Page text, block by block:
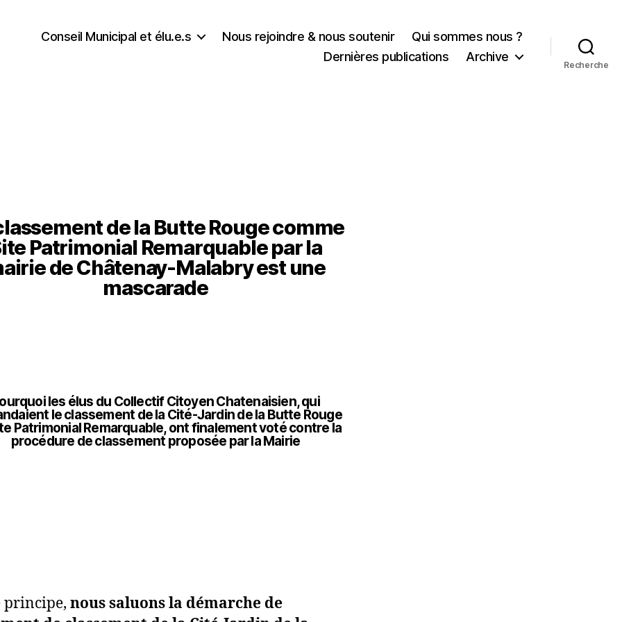
Conseil Municipal et élu.e.s Nous rejoindre & nous soutenir
Qui sommes nous ?
Dernières publications
Archive
Recherche
de la Butte Rouge comme
Patrimonial Remarquable par la
de Châtenay-Malabry est une
mascarade
les élus du Collectif Citoyen Chatenaisien, qui
le classement de la Cité-Jardin de la Butte Rouge
Patrimonial Remarquable, ont finalement voté contre la
procédure de classement proposée par la Mairie
principe, nous saluons la démarche de